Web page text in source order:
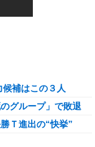
補はこの３人
グループ」で敗退
Ｔ進出の“快挙”